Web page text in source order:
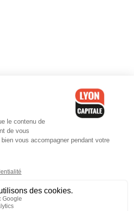
légales-CGV-Politique de
cookies